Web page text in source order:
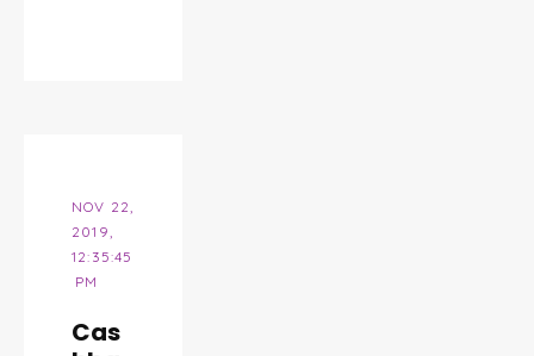
NOV 22,
2019,
12:35:45
PM
Cas